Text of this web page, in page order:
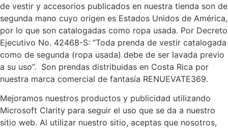
de vestir y accesorios publicados en nuestra tienda son de
segunda mano cuyo origen es Estados Unidos de América,
por lo que son catalogadas como ropa usada. Por Decreto
Ejecutivo No. 42468-S: “Toda prenda de vestir catalogada
como de segunda (ropa usada) debe de ser lavada previo
a su uso”. Son prendas distribuidas en Costa Rica por
nuestra marca comercial de fantasía RENUEVATE369.
Mejoramos nuestros productos y publicidad utilizando
Microsoft Clarity para seguir el uso que se da a nuestro
sitio web. Al utilizar nuestro sitio, aceptas que nosotros,